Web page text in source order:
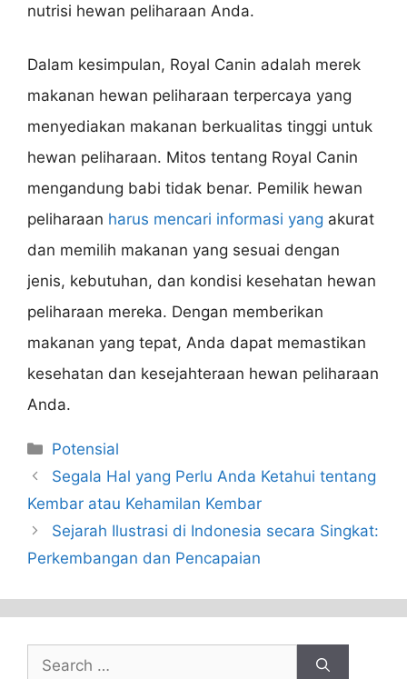
nutrisi hewan peliharaan Anda.
Dalam kesimpulan, Royal Canin adalah merek
makanan hewan peliharaan terpercaya yang
menyediakan makanan berkualitas tinggi untuk
hewan peliharaan. Mitos tentang Royal Canin
mengandung babi tidak benar. Pemilik hewan
peliharaan harus mencari informasi yang akurat
dan memilih makanan yang sesuai dengan
jenis, kebutuhan, dan kondisi kesehatan hewan
peliharaan mereka. Dengan memberikan
makanan yang tepat, Anda dapat memastikan
kesehatan dan kesejahteraan hewan peliharaan
Anda.
Categories
Potensial
Segala Hal yang Perlu Anda Ketahui tentang
Kembar atau Kehamilan Kembar
Sejarah Ilustrasi di Indonesia secara Singkat:
Perkembangan dan Pencapaian
Search